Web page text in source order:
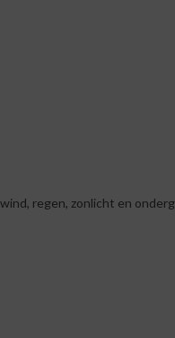
regen, zonlicht en